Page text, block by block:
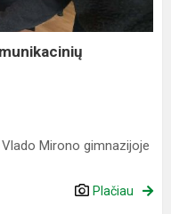
Mirono gimnazijoje
Plačiau